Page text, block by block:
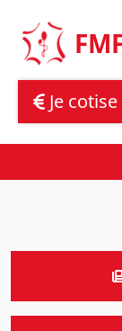
content
Je cotise